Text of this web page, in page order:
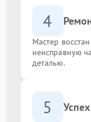
4
Мастер
неисправную
деталью.
5 Успех